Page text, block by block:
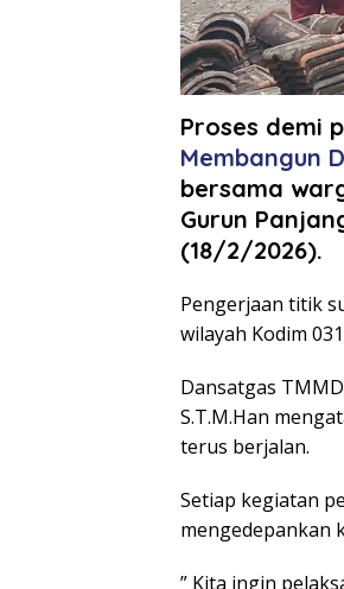
Proses demi
Membangun
bersama
Gurun
(18/2/2026).
Pengerjaan titik
wilayah Kodim
Dansatgas
S.T.M.Han
terus berjalan.
Setiap kegiatan
mengedepankan
” Kita ingin